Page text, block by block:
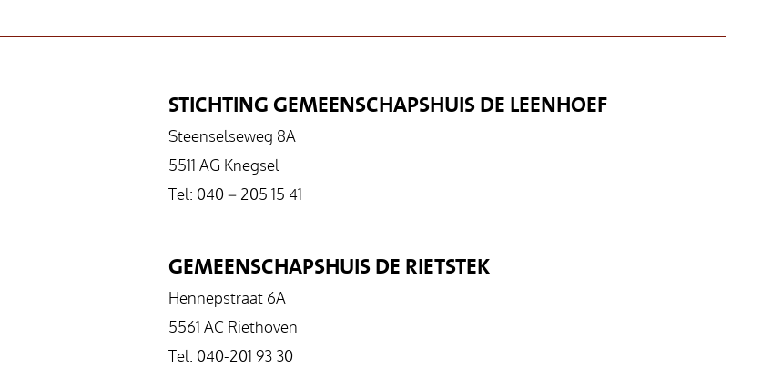
STICHTING GEMEENSCHAPSHUIS DE LEENHOEF
Steenselseweg 8A
5511 AG Knegsel
Tel: 040 – 205 15 41
GEMEENSCHAPSHUIS DE RIETSTEK
Hennepstraat 6A
5561 AC Riethoven
Tel: 040-201 93 30